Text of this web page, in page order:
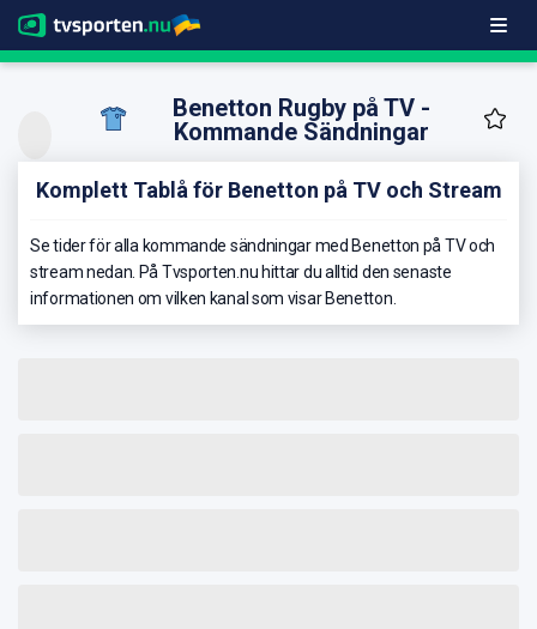
Benetton Rugby på TV -
Kommande Sändningar
Komplett Tablå för Benetton på TV och Stream
Se tider för alla kommande sändningar med Benetton på TV och
stream nedan. På Tvsporten.nu hittar du alltid den senaste
informationen om vilken kanal som visar Benetton.